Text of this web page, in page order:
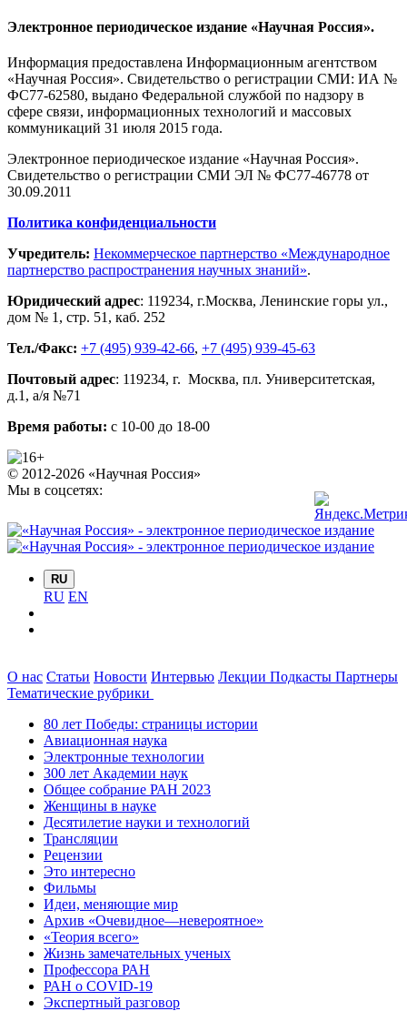
Электронное периодическое издание «Научная Россия».
Информация предоставлена Информационным агентством
«Научная Россия». Свидетельство о регистрации СМИ: ИА №
ФС77-62580, выдано Федеральной службой по надзору в
сфере связи, информационных технологий и массовых
коммуникаций 31 июля 2015 года.
Электронное периодическое издание «Научная Россия».
Свидетельство о регистрации СМИ ЭЛ № ФС77-46778 от
30.09.2011
Политика конфиденциальности
Учредитель: Некоммерческое партнерство «Международное
партнерство распространения научных знаний».
Юридический адрес: 119234, г.Москва, Ленинские горы ул.,
дом № 1, стр. 51 , каб. 252
Тел./Факс: +7 (495) 939-42-66, +7 (495) 939-45-63
Почтовый адрес: 119234, г. Москва, пл. Университетская,
д.1 , а/я №71
Время работы: с 10-00 до 18-00
© 2012-2026 «Научная Россия»
Мы в соцсетях:
RU
RU EN
О нас Статьи Новости Интервью Лекции Подкасты Партнеры
Тематические рубрики
80 лет Победы: страницы истории
Авиационная наука
Электронные технологии
300 лет Академии наук
Общее собрание РАН 2023
Женщины в науке
Десятилетие науки и технологий
Трансляции
Рецензии
Это интересно
Фильмы
Идеи, меняющие мир
Архив «Очевидное—невероятное»
«Теория всего»
Жизнь замечательных ученых
Профессора РАН
РАН о COVID-19
Экспертный разговор